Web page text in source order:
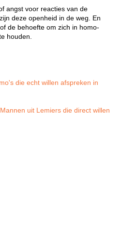
angst voor reacties van de
deze openheid in de weg. En
de behoefte om zich in homo-
houden.
die echt willen afspreken in
uit Lemiers die direct willen